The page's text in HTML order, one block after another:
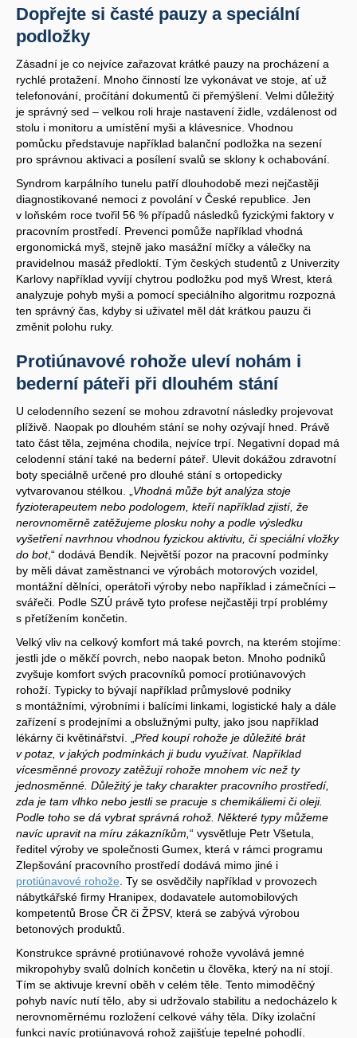
Dopřejte si časté pauzy a speciální
podložky
Zásadní je co nejvíce zařazovat krátké pauzy na procházení a
rychlé protažení. Mnoho činností lze vykonávat ve stoje, ať už
telefonování, pročítání dokumentů či přemýšlení. Velmi důležitý
je správný sed – velkou roli hraje nastavení židle, vzdálenost od
stolu i monitoru a umístění myši a klávesnice. Vhodnou
pomůcku představuje například balanční podložka na sezení
pro správnou aktivaci a posílení svalů se sklony k ochabování.
Syndrom karpálního tunelu patří dlouhodobě mezi nejčastěji
diagnostikované nemoci z povolání v České republice. Jen
v loňském roce tvořil 56 % případů následků fyzickými faktory v
pracovním prostředí. Prevenci pomůže například vhodná
ergonomická myš, stejně jako masážní míčky a válečky na
pravidelnou masáž předloktí. Tým českých studentů z Univerzity
Karlovy například vyvíjí chytrou podložku pod myš Wrest, která
analyzuje pohyb myši a pomocí speciálního algoritmu rozpozná
ten správný čas, kdyby si uživatel měl dát krátkou pauzu či
změnit polohu ruky.
Protiúnavové rohože uleví nohám i
bederní páteři při dlouhém stání
U celodenního sezení se mohou zdravotní následky projevovat
plíživě. Naopak po dlouhém stání se nohy ozývají hned. Právě
tato část těla, zejména chodila, nejvíce trpí. Negativní dopad má
celodenní stání také na bederní páteř. Ulevit dokážou zdravotní
boty speciálně určené pro dlouhé stání s ortopedicky
vytvarovanou stélkou. „ Vhodná může být analýza stoje
fyzioterapeutem nebo podologem, kteří například zjistí, že
nerovnoměrně zatěžujeme plosku nohy a podle výsledku
vyšetření navrhnou vhodnou fyzickou aktivitu, či speciální vložky
do bot,“ dodává Bendík. Největší pozor na pracovní podmínky
by měli dávat zaměstnanci ve výrobách motorových vozidel,
montážní dělníci, operátoři výroby nebo například i zámečníci –
svářeči. Podle SZÚ právě tyto profese nejčastěji trpí problémy
s přetížením končetin.
Velký vliv na celkový komfort má také povrch, na kterém stojíme:
jestli jde o měkčí povrch, nebo naopak beton. Mnoho podniků
zvyšuje komfort svých pracovníků pomocí protiúnavových
rohoží. Typicky to bývají například průmyslové podniky
s montážními, výrobními i balícími linkami, logistické haly a dále
zařízení s prodejními a obslužnými pulty, jako jsou například
lékárny či květinářství. „ Před koupí rohože je důležité brát
v potaz, v jakých podmínkách ji budu využívat. Například
vícesměnné provozy zatěžují rohože mnohem víc než ty
jednosměnné. Důležitý je taky charakter pracovního prostředí,
zda je tam vlhko nebo jestli se pracuje s chemikáliemi či oleji.
Podle toho se dá vybrat správná rohož. Některé typy můžeme
navíc upravit na míru zákazníkům, “ vysvětluje Petr Všetula,
ředitel výroby ve společnosti Gumex, která v rámci programu
Zlepšování pracovního prostředí dodává mimo jiné i
protiúnavové rohože . Ty se osvědčily například v provozech
nábytkářské firmy Hranipex, dodavatele automobilových
kompetentů Brose ČR či ŽPSV, která se zabývá výrobou
betonových produktů.
Konstrukce správné protiúnavové rohože vyvolává jemné
mikropohyby svalů dolních končetin u člověka, který na ní stojí.
Tím se aktivuje krevní oběh v celém těle. Tento mimoděčný
pohyb navíc nutí tělo, aby si udržovalo stabilitu a nedocházelo k
nerovnoměrnému rozložení celkové váhy těla. Díky izolační
funkci navíc protiúnavová rohož zajišťuje tepelné pohodlí.